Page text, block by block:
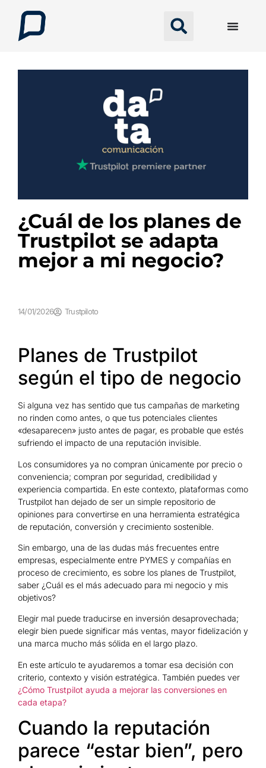
¿Cuál de los planes de
Trustpilot se adapta
mejor a mi negocio?
14/01/2026 Trustpiloto
Planes de Trustpilot
según el tipo de negocio
Si alguna vez has sentido que tus campañas de marketing
no rinden como antes, o que tus potenciales clientes
«desaparecen» justo antes de pagar, es probable que estés
sufriendo el impacto de una reputación invisible.
Los consumidores ya no compran únicamente por precio o
conveniencia; compran por seguridad, credibilidad y
experiencia compartida. En este contexto, plataformas como
Trustpilot han dejado de ser un simple repositorio de
opiniones para convertirse en una herramienta estratégica
de reputación, conversión y crecimiento sostenible.
Sin embargo, una de las dudas más frecuentes entre
empresas, especialmente entre PYMES y compañías en
proceso de crecimiento, es sobre los planes de Trustpilot,
saber ¿Cuál es el más adecuado para mi negocio y mis
objetivos?
Elegir mal puede traducirse en inversión desaprovechada;
elegir bien puede significar más ventas, mayor fidelización y
una marca mucho más sólida en el largo plazo.
En este artículo te ayudaremos a tomar esa decisión con
criterio, contexto y visión estratégica. También puedes ver
¿Cómo Trustpilot ayuda a mejorar las conversiones en
cada etapa?
Cuando la reputación
parece “estar bien”, pero